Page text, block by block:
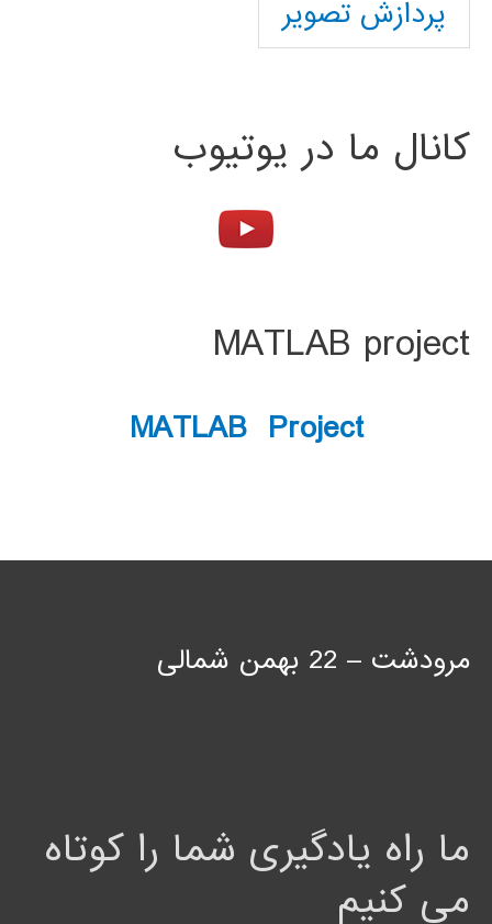
پردازش تصویر
کانال ما در یوتیوب
MATLAB project
MATLAB Project
مرودشت – 22 بهمن شمالی
ما راه یادگیری شما را کوتاه
می کنیم